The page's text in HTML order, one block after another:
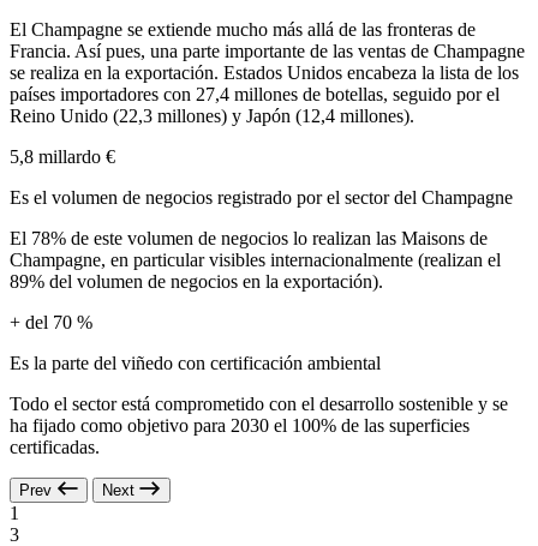
El Champagne se extiende mucho más allá de las fronteras de
Francia. Así pues, una parte importante de las ventas de Champagne
se realiza en la exportación. Estados Unidos encabeza la lista de los
países importadores con 27,4 millones de botellas, seguido por el
Reino Unido (22,3 millones) y Japón (12,4 millones).
5,8 millardo €
Es el volumen de negocios registrado por el sector del Champagne
El 78% de este volumen de negocios lo realizan las Maisons de
Champagne, en particular visibles internacionalmente (realizan el
89% del volumen de negocios en la exportación).
+ del 70 %
Es la parte del viñedo con certificación ambiental
Todo el sector está comprometido con el desarrollo sostenible y se
ha fijado como objetivo para 2030 el 100% de las superficies
certificadas.
Prev Next
1
3